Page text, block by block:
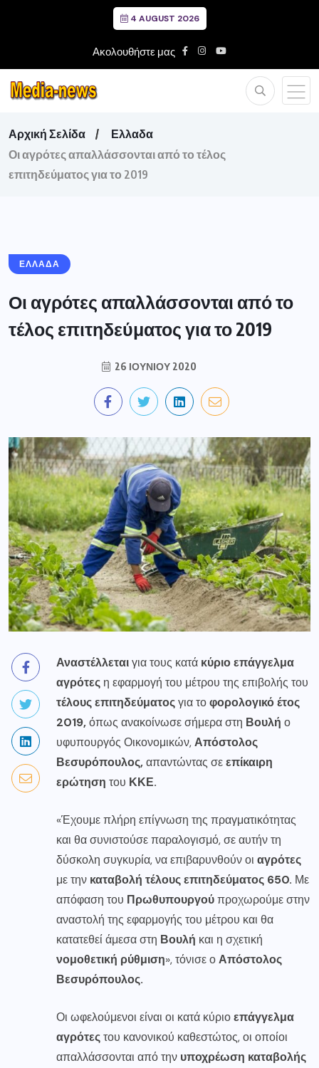
4 AUGUST 2026
Ακολουθήστε μας
Αρχική Σελίδα
Ελλαδα
Οι αγρότες απαλλάσσονται από το τέλος
επιτηδεύματος για το 2019
ΕΛΛΑΔΑ
Οι αγρότες απαλλάσσονται από το
τέλος επιτηδεύματος για το 2019
26 ΙΟΥΝΊΟΥ 2020
Αναστέλλεταιγια τους κατά κύριο επάγγελμα
αγρότες η εφαρμογή του μέτρου της επιβολής του
τέλους επιτηδεύματοςγια τοφορολογικό έτος
2019,όπως ανακοίνωσε σήμερα στη Βουλή ο
υφυπουργός Οικονομικών,Απόστολος
Βεσυρόπουλος,απαντώντας σεεπίκαιρη
ερώτηση του ΚΚΕ.
«Έχουμε πλήρη επίγνωση της πραγματικότητας
και θα συνιστούσε παραλογισμό, σε αυτήν τη
δύσκολη συγκυρία, να επιβαρυνθούν οι αγρότες
με την καταβολή τέλους επιτηδεύματος 650. Με
απόφαση του Πρωθυπουργούπροχωρούμε στην
αναστολή της εφαρμογής του μέτρου και θα
κατατεθεί άμεσα στη Βουλή και η σχετική
νομοθετική ρύθμιση», τόνισε οΑπόστολος
Βεσυρόπουλος.
Οι ωφελούμενοι είναι οι κατά κύριοεπάγγελμα
αγρότεςτου κανονικού καθεστώτος, οι οποίοι
απαλλάσσονται από την υποχρέωση καταβολής